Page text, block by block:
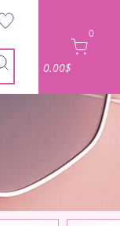
0
0.00$